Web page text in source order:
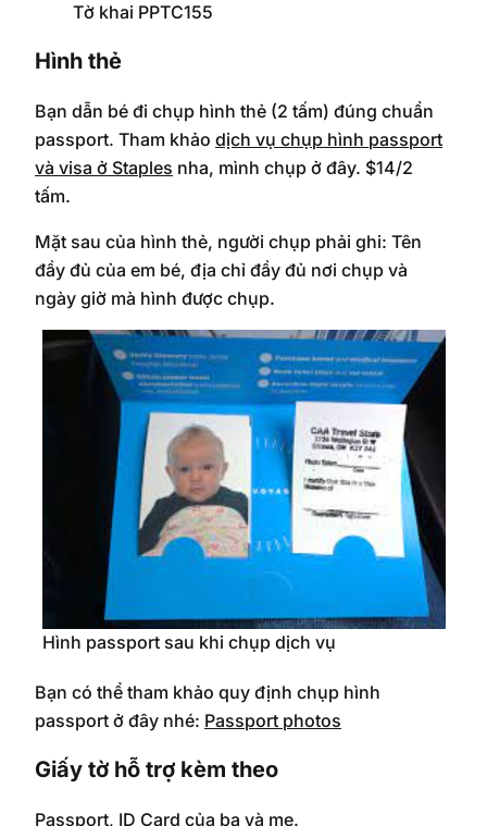
Tờ khai PPTC155
Hình thẻ
Bạn dẫn bé đi chụp hình thẻ (2 tấm) đúng chuẩn
passport. Tham khảo dịch vụ chụp hình passport
và visa ở Staples nha, mình chụp ở đây. $14/2
tấm.
Mặt sau của hình thẻ, người chụp phải ghi: Tên
đầy đủ của em bé, địa chỉ đầy đủ nơi chụp và
ngày giờ mà hình được chụp.
Hình passport sau khi chụp dịch vụ
Bạn có thể tham khảo quy định chụp hình
passport ở đây nhé: Passport photos
Giấy tờ hỗ trợ kèm theo
Passport, ID Card của ba và mẹ.